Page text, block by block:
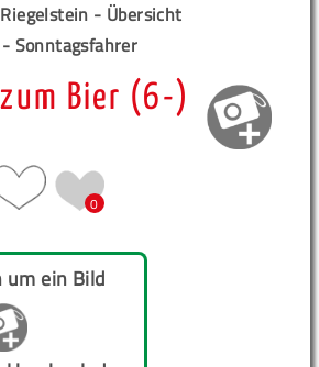
Riegelstein - Übersicht
Sonntagsfahrer
Bier (6-)
0
um ein Bild